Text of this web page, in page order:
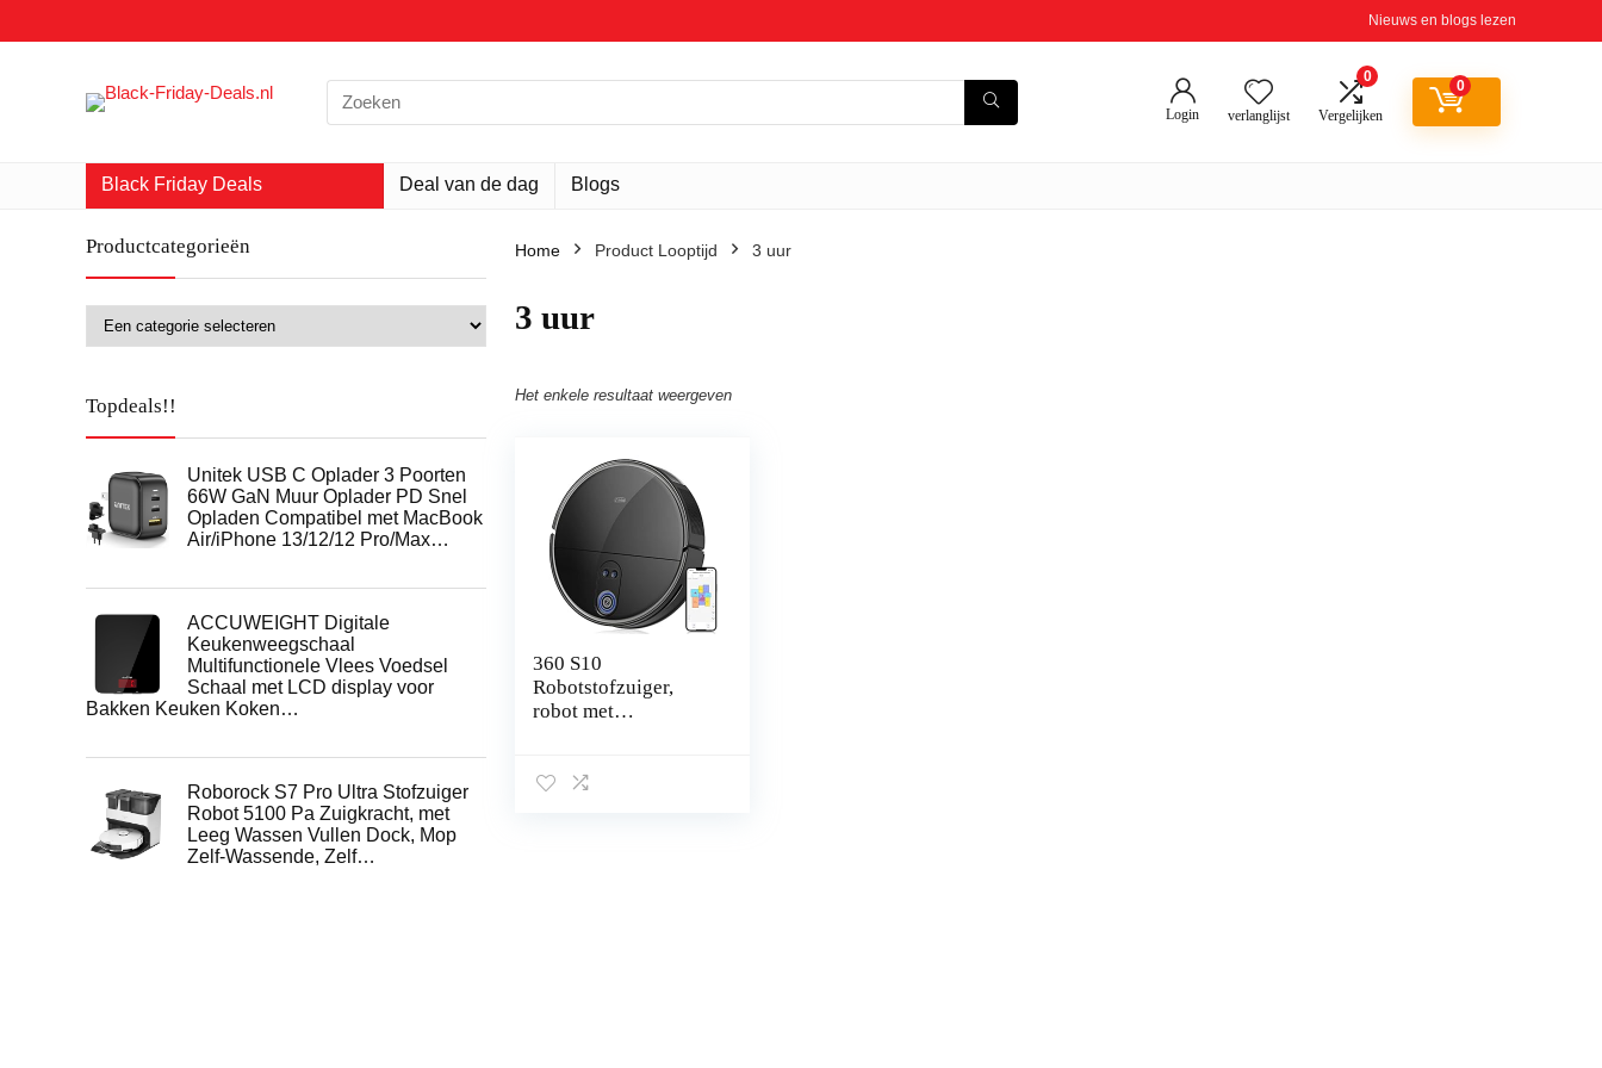
Nieuws en blogs lezen
Search
for:
Login verlanglijst
0
Vergelijken
0
Black Friday Deals Deal van de dag Blogs
Productcategorieën
Topdeals!!
Unitek USB C Oplader 3 Poorten
66W GaN Muur Oplader PD Snel
Opladen Compatibel met MacBook
Air/iPhone 13/12/12 Pro/Max…
ACCUWEIGHT Digitale
Keukenweegschaal
Multifunctionele Vlees Voedsel
Schaal met LCD display voor
Bakken Keuken Koken…
Roborock S7 Pro Ultra Stofzuiger
Robot 5100 Pa Zuigkracht, met
Leeg Wassen Vullen Dock, Mop
Zelf-Wassende, Zelf…
Home Product Looptijd ‎3 uur
‎3 uur
Het enkele resultaat weergeven
360 S10
Robotstofzuiger,
robot met
ultra-compact, 180